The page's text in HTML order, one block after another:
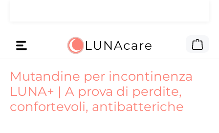
Il
Mutandine per incontinenza
LUNA+ | A prova di perdite,
confortevoli, antibatteriche